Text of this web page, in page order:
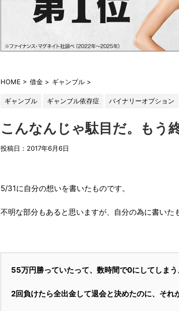
HOME > 借金 > ギャンブル >
ギャンブル ギャンブル依存症 バイナリーオプション
こんなんじゃ駄目だ。もう
投稿日：2017年6月6日
5/31に自分の想いを書いたものです。
不明な部分もあると思いますが、自分の為に書いた
55万円勝っていたって、数時間で0にしてしまう
2回負けたら全出金して退会と決めたのに、それ